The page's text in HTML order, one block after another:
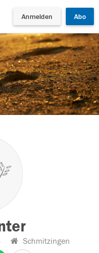
Anmelden Abo
Schmitzingen